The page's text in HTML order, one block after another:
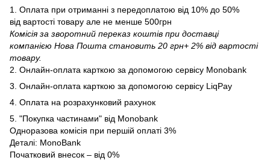
1. Оплата при отриманні з передоплатою від 10% до 50%
від вартості товару але не менше 500грн
Комісія за зворотний переказ коштів при доставці
компанією Нова Пошта становить 20 грн+ 2% від вартості
товару.
2. Онлайн-оплата карткою за допомогою сервісу Monobank
3. Онлайн-оплата карткою за допомогою сервісу LiqPay
4. Оплата на розрахунковий рахунок
5. "Покупка частинами" від Monobank
Одноразова комісія при першій оплаті 3%
Деталі: MonoBank
Початковий внесок – від 0%